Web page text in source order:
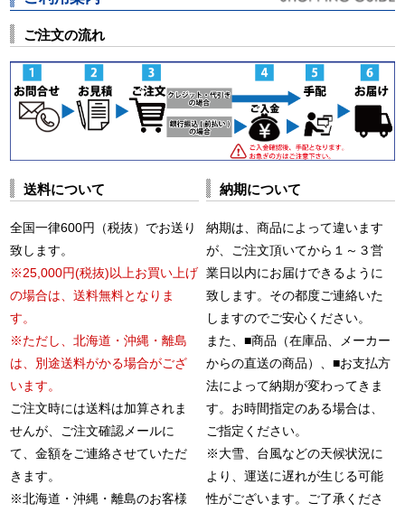
ご注文の流れ
送料について
全国一律600円（税抜）でお送り
致します。
※25,000円(税抜)以上お買い上げ
の場合は、送料無料となりま
す。
※ただし、北海道・沖縄・離島
は、別途送料がかる場合がござ
います。
ご注文時には送料は加算されま
せんが、ご注文確認メールに
て、金額をご連絡させていただ
きます。
※北海道・沖縄・離島のお客様
納期について
納期は、商品によって違います
が、ご注文頂いてから１～３営
業日以内にお届けできるように
致します。その都度ご連絡いた
しますのでご安心ください。
また、■商品（在庫品、メーカー
からの直送の商品）、■お支払方
法によって納期が変わってきま
す。お時間指定のある場合は、
ご指定ください。
※大雪、台風などの天候状況に
より、運送に遅れが生じる可能
性がございます。ご了承くださ